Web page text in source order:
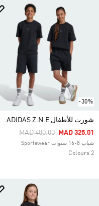
-30%
شورت للأطفال ADIDAS Z.N.E.
Price Reduced From
MAD 480.00ToMAD 325.01
شباب 8-16 سنوات Sportswear
2 Colours